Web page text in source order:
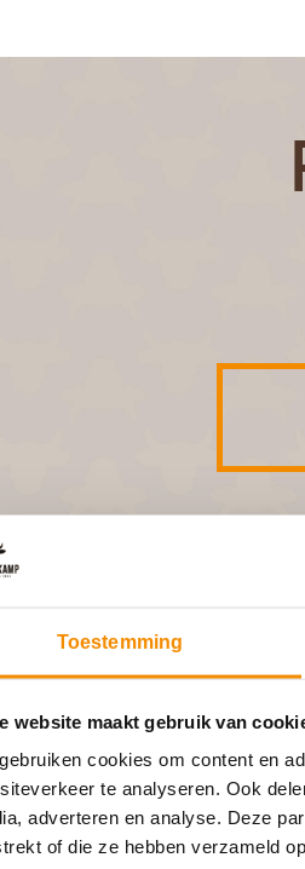
Toestemming
website maakt gebruik van
cookies om content en
te analyseren. Ook
adverteren en analyse. Deze
of die ze hebben verzameld
mogelijkheden
verschillende soorten
hebben, kun je hier een aantal